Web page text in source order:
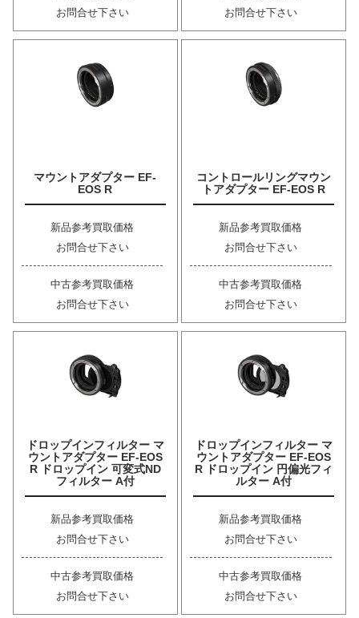
お問合せ下さい
お問合せ下さい
マウントアダプター EF-
EOS R
新品参考買取価格
お問合せ下さい
中古参考買取価格
お問合せ下さい
コントロールリングマウン
トアダプター EF-EOS R
新品参考買取価格
お問合せ下さい
中古参考買取価格
お問合せ下さい
ドロップインフィルター マ
ウントアダプター EF-EOS
R ドロップイン 可変式ND
フィルター A付
新品参考買取価格
お問合せ下さい
中古参考買取価格
お問合せ下さい
ドロップインフィルター マ
ウントアダプター EF-EOS
R ドロップイン 円偏光フィ
ルター A付
新品参考買取価格
お問合せ下さい
中古参考買取価格
お問合せ下さい